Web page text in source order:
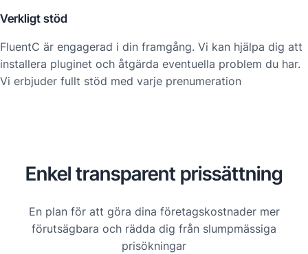
Verkligt stöd
FluentC är engagerad i din framgång. Vi kan hjälpa dig att
installera pluginet och åtgärda eventuella problem du har.
Vi erbjuder fullt stöd med varje prenumeration
Enkel transparent prissättning
En plan för att göra dina företagskostnader mer
förutsägbara och rädda dig från slumpmässiga
prisökningar